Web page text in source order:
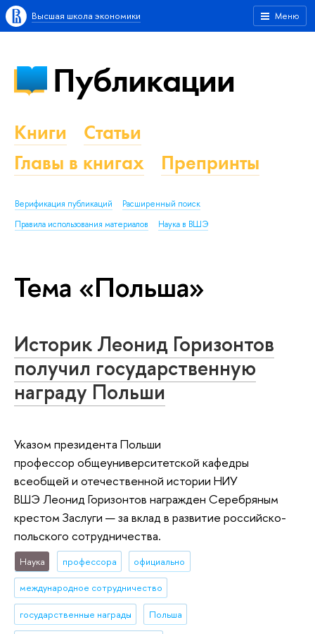
Меню
Высшая школа экономики
Публикации
Книги
Статьи
Главы в книгах
Препринты
Верификация публикаций
Расширенный поиск
Правила использования материалов
Наука в ВШЭ
Тема «Польша»
Историк Леонид Горизонтов
получил государственную
награду Польши
Указом президента Польши
профессор общеуниверситетской кафедры
всеобщей и отечественной истории НИУ
ВШЭ Леонид Горизонтов награжден Серебряным
крестом Заслуги — за вклад в развитие российско-
польского сотрудничества.
Наука профессора официально
международное сотрудничество
государственные награды Польша